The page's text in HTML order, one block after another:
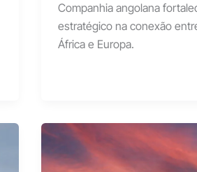
Companhia angolana
estratégico na conexão
África e Europa.